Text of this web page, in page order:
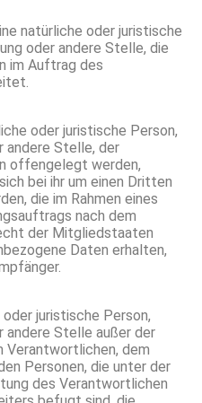
natürliche oder juristische
oder andere Stelle, die
im Auftrag des
oder juristische Person,
andere Stelle, der
offengelegt werden,
bei ihr um einen Dritten
die im Rahmen eines
nach dem
der Mitgliedstaaten
Daten erhalten,
juristische Person,
andere Stelle außer der
dem
Personen, die unter der
des Verantwortlichen